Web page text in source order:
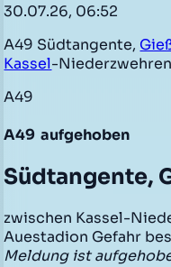
30.07.26, 06:52
A49 Südtangente,
Kassel-
A49
A49 aufgehoben
Südtangente,
zwischen Kassel-
Auestadion Gefahr
Meldung ist